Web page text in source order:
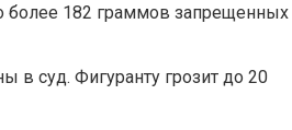
более 182 граммов запрещенных
в суд. Фигуранту грозит до 20